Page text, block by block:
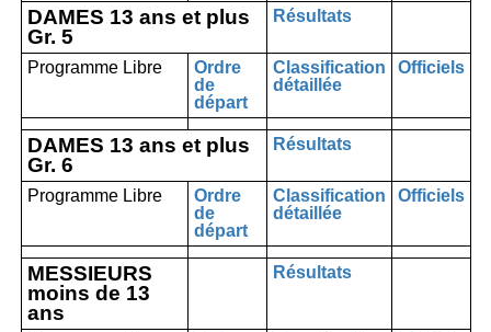
DAMES 13 ans et plus
Gr. 5
Résultats
Programme Libre
Ordre
de
départ
Classification
détaillée
Officiels
DAMES 13 ans et plus
Gr. 6
Résultats
Programme Libre
Ordre
de
départ
Classification
détaillée
Officiels
MESSIEURS
moins de 13
ans
Résultats